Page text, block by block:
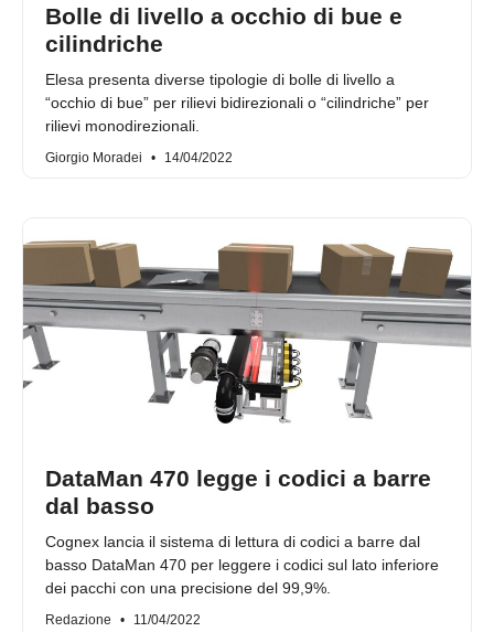
Bolle di livello a occhio di bue e
cilindriche
Elesa presenta diverse tipologie di bolle di livello a
“occhio di bue” per rilievi bidirezionali o “cilindriche” per
rilievi monodirezionali.
Giorgio Moradei 14/04/2022
DataMan 470 legge i codici a barre
dal basso
Cognex lancia il sistema di lettura di codici a barre dal
basso DataMan 470 per leggere i codici sul lato inferiore
dei pacchi con una precisione del 99,9%.
Redazione 11/04/2022